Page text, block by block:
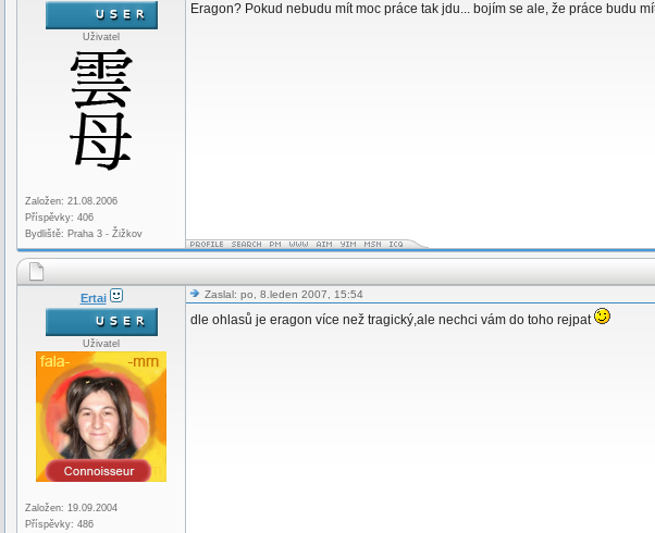
Uživatel
Založen: 21.08.2006
Příspěvky: 406
Bydliště: Praha 3 - Žižkov
Eragon? Pokud nebudu mít moc práce tak jdu... bojím se ale, že práce budu
Ertai
Uživatel
Založen: 19.09.2004
Příspěvky: 486
Zaslal: po, 8.leden 2007, 15:54
dle ohlasů je eragon více než tragický,ale nechci vám do toho rejpat